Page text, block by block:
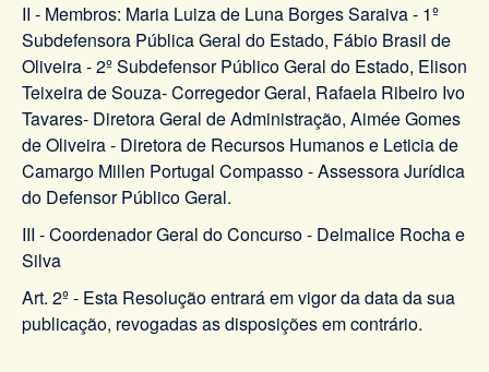
II - Membros: Maria Luiza de Luna Borges Saraiva - 1º
Subdefensora Pública Geral do Estado, Fábio Brasil de
Oliveira - 2º Subdefensor Público Geral do Estado, Elison
Teixeira de Souza- Corregedor Geral, Rafaela Ribeiro Ivo
Tavares- Diretora Geral de Administração, Aimée Gomes
de Oliveira - Diretora de Recursos Humanos e Leticia de
Camargo Millen Portugal Compasso - Assessora Jurídica
do Defensor Público Geral.
III - Coordenador Geral do Concurso - Delmalice Rocha e
Silva
Art. 2º - Esta Resolução entrará em vigor da data da sua
publicação, revogadas as disposições em contrário.